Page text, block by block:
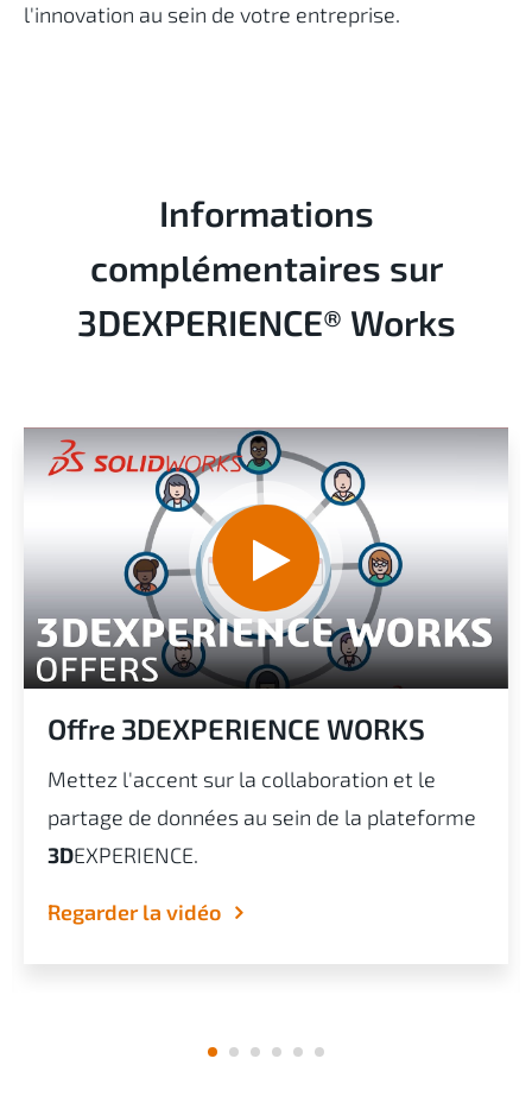
l'innovation au sein de votre entreprise.
Informations
complémentaires sur
3DEXPERIENCE® Works
Offre 3DEXPERIENCE WORKS
Mettez l'accent sur la collaboration et le
partage de données au sein de la plateforme
3DEXPERIENCE.
Regarder la vidéo